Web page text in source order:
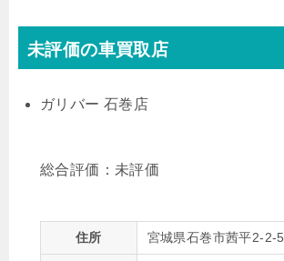
未評価の車買取店
ガリバー 石巻店
総合評価： 未評価
住所 宮城県石巻市茜平2-2-5